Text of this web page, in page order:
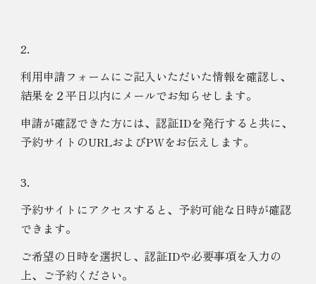
2.
利用申請フォームにご記入いただいた情報を確認し、
結果を ２平日以内にメールでお知らせします。
申請が確認できた方には、認証IDを発行すると共に、
予約サイトのURLおよびPWをお伝えします。
3.
予約サイトにアクセスすると、予約可能な日時が確認
できます。
ご希望の日時を選択し、認証IDや必要事項を入力の
上、ご予約ください。